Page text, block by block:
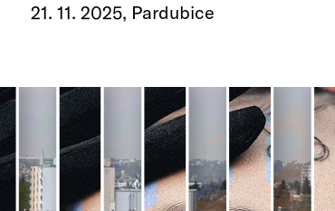
21. 11. 2025, Pardubice